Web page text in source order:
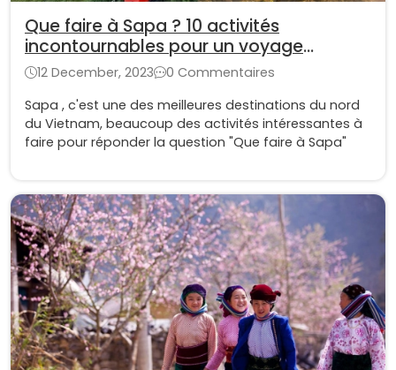
Que faire à Sapa ? 10 activités
incontournables pour un voyage
authentique au Vietnam
12 December, 2023
0 Commentaires
Sapa , c'est une des meilleures destinations du nord
du Vietnam, beaucoup des activités intéressantes à
faire pour réponder la question "Que faire à Sapa"